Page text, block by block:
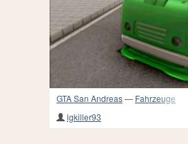
GTA San Andreas— Fahrzeuge
lgkiller93